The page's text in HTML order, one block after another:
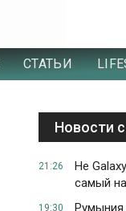
СТАТЬИ
Новости
21:26
Не
самый
19:30
Румыния